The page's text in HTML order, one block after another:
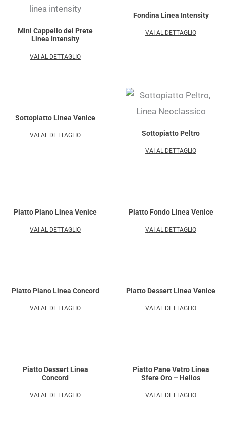
Mini Cappello del Prete
Linea Intensity
VAI AL DETTAGLIO
Fondina Linea Intensity
VAI AL DETTAGLIO
Sottopiatto Linea Venice
VAI AL DETTAGLIO Sottopiatto Peltro
VAI AL DETTAGLIO
Piatto Piano Linea Venice
VAI AL DETTAGLIO
Piatto Fondo Linea Venice
VAI AL DETTAGLIO
Piatto Piano Linea Concord
VAI AL DETTAGLIO
Piatto Dessert Linea Venice
VAI AL DETTAGLIO
Piatto Dessert Linea
Concord
VAI AL DETTAGLIO
Piatto Pane Vetro Linea
Sfere Oro – Helios
VAI AL DETTAGLIO